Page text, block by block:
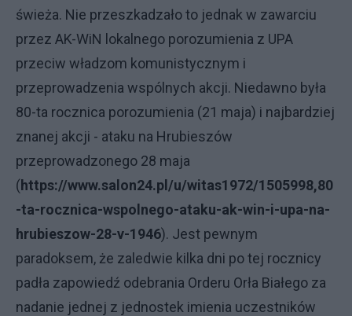
świeża. Nie przeszkadzało to jednak w zawarciu
przez AK-WiN lokalnego porozumienia z UPA
przeciw władzom komunistycznym i
przeprowadzenia wspólnych akcji. Niedawno była
80-ta rocznica porozumienia (21 maja) i najbardziej
znanej akcji - ataku na Hrubieszów
przeprowadzonego 28 maja
(https://www.salon24.pl/u/witas1972/1505998,80
-ta-rocznica-wspolnego-ataku-ak-win-i-upa-na-
hrubieszow-28-v-1946). Jest pewnym
paradoksem, że zaledwie kilka dni po tej rocznicy
padła zapowiedź odebrania Orderu Orła Białego za
nadanie jednej z jednostek imienia uczestników